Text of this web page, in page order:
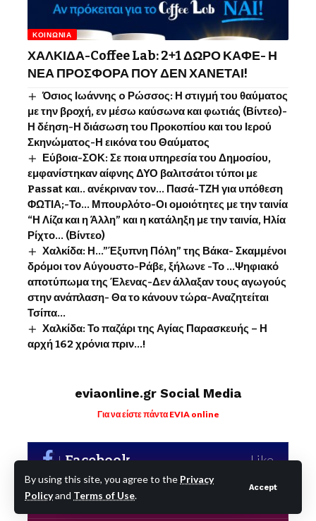
By using this site, you agree to the Privacy
Policyand Terms of Use.
Accept
ΚΟΙΝΩΝΊΑ
ΧΑΛΚΙΔΑ-Coffee Lab: 2+1 ΔΩΡΟ ΚΑΦΕ- Η
ΝΕΑ ΠΡΟΣΦΟΡΑ ΠΟΥ ΔΕΝ ΧΑΝΕΤΑΙ!
Όσιος Ιωάννης o Ρώσσος: Η στιγμή του θαύματος
με την βροχή, εν μέσω καύσωνα και φωτιάς (Βίντεο)-
Η δέηση-Η διάσωση του Προκοπίου και του Ιερού
Σκηνώματος-Η εικόνα του Θαύματος
Εύβοια-ΣΟΚ: Σε ποια υπηρεσία του Δημοσίου,
εμφανίστηκαν αίφνης ΔΥΟ βαλιτσάτοι τύποι με
Passat και.. ανέκριναν τον… Πασά-ΤΖΗ για υπόθεση
ΦΩΤΙΑ;-Το… Μπουρλότο-Οι ομοιότητες με την ταινία
“Η Λίζα και η Άλλη” και η κατάληξη με την ταινία, Ηλία
Ρίχτο… (Βίντεο)
Χαλκίδα: Η…”Έξυπνη Πόλη” της Βάκα- Σκαμμένοι
δρόμοι τον Αύγουστο-Ράβε, ξήλωνε -Το …Ψηφιακό
αποτύπωμα της Έλενας-Δεν άλλαξαν τους αγωγούς
στην ανάπλαση- Θα το κάνουν τώρα-Αναζητείται
Τσίπα…
Χαλκίδα: Το παζάρι της Αγίας Παρασκευής – Η
αρχή 162 χρόνια πριν…!
eviaonline.gr Social Media
Για να είστε πάντα EVIA online
Facebook Like
X